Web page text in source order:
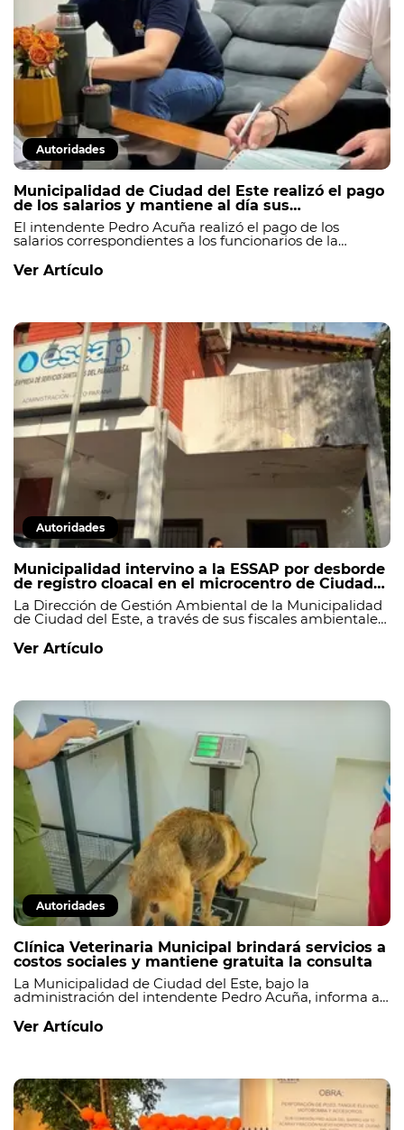
Autoridades
Municipalidad de Ciudad del Este realizó el pago
de los salarios y mantiene al día sus
compromisos financieros.
El intendente Pedro Acuña realizó el pago de los
salarios correspondientes a los funcionarios de la
el cumplimiento de las obligaciones financieras de la
institución._
Ver Artículo
Autoridades
Municipalidad intervino a la ESSAP por desborde
de registro cloacal en el microcentro de Ciudad
del Este
La Dirección de Gestión Ambiental de la Municipalidad
de Ciudad del Este, a través de sus fiscales ambientales,
Sanitarios del Paraguay (ESSAP) tras constatar el
colmatado de uno de los registros cloacales ubicado
Ver Artículo
Autoridades
Clínica Veterinaria Municipal brindará servicios a
costos sociales y mantiene gratuita la consulta
La Municipalidad de Ciudad del Este, bajo la
administración del intendente Pedro Acuña, informa a
Clínica Veterinaria Municipal serán brindados a costos
sociales, conforme a lo establecido en la Ordenanza N.°
Ver Artículo